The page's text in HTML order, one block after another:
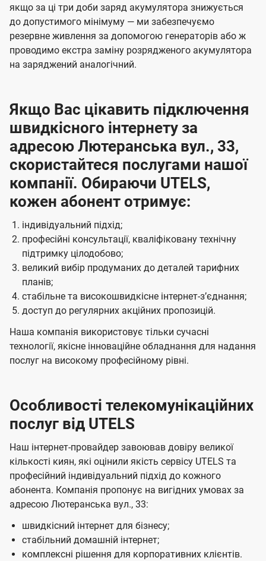
якщо за ці три доби заряд акумулятора знижується
до допустимого мінімуму — ми забезпечуємо
резервне живлення за допомогою генераторів або ж
проводимо екстра заміну розрядженого акумулятора
на заряджений аналогічний.
Якщо Вас цікавить підключення
швидкісного інтернету за
адресою Лютеранська вул., 33,
скористайтеся послугами нашої
компанії. Обираючи UTELS,
кожен абонент отримує:
індивідуальний підхід;
професійні консультації, кваліфіковану технічну
підтримку цілодобово;
великий вибір продуманих до деталей тарифних
планів;
стабільне та високошвидкісне інтернет-зʼєднання;
доступ до регулярних акційних пропозицій.
Наша компанія використовує тільки сучасні
технології, якісне інноваційне обладнання для надання
послуг на високому професійному рівні.
Особливості телекомунікаційних
послуг від UTELS
Наш інтернет-провайдер завоював довіру великої
кількості киян, які оцінили якість сервісу UTELS та
професійний індивідуальний підхід до кожного
абонента. Компанія пропонує на вигідних умовах за
адресою Лютеранська вул., 33:
швидкісний інтернет для бізнесу;
стабільний домашній інтернет;
комплексні рішення для корпоративних клієнтів.